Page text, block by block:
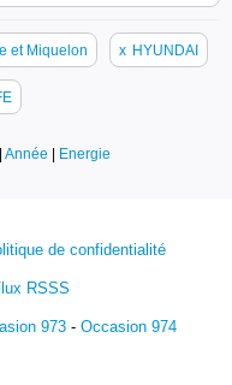
et Miquelon x HYUNDAI
| Année | Energie
de confidentialité
RSSS
973 - Occasion 974